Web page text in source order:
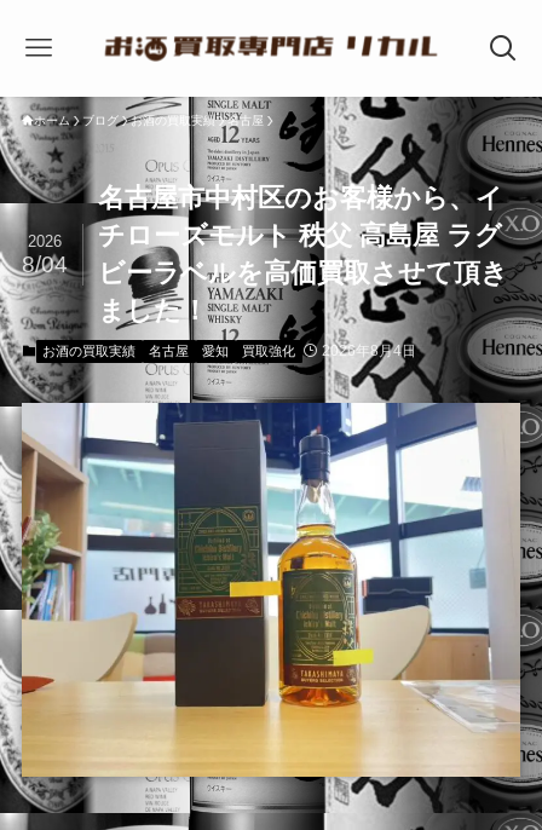
ホーム ブログ お酒の買取実績 名古屋
名古屋市中村区のお客様から、イ
チローズモルト 秩父 高島屋 ラグ
ビーラベルを高価買取させて頂き
ました！
2026
8/04
お酒の買取実績 名古屋 愛知 買取強化 2026年8月4日